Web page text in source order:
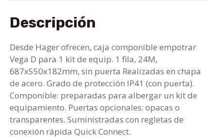
Descripción
Desde Hager ofrecen, caja componible empotrar
Vega D para 1 kit de equip. 1 fila, 24M,
687x550x182mm, sin puerta Realizadas en chapa
de acero. Grado de protección IP41 (con puerta).
Componible: preparadas para albergar un kit de
equipamiento. Puertas opcionales: opacas o
transparentes. Suministradas con regletas de
conexión rápida Quick Connect.